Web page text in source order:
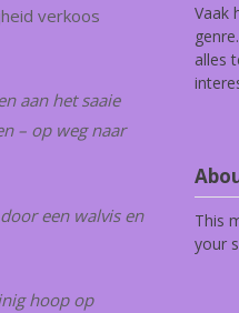
verkoos
aan het saaie
– op weg naar
een walvis en
hoop op
Vaak
alles
This
your